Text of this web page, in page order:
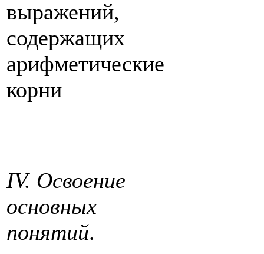
выражений,
содержащих
арифметические
корни
IV. Освоение
основных
понятий.